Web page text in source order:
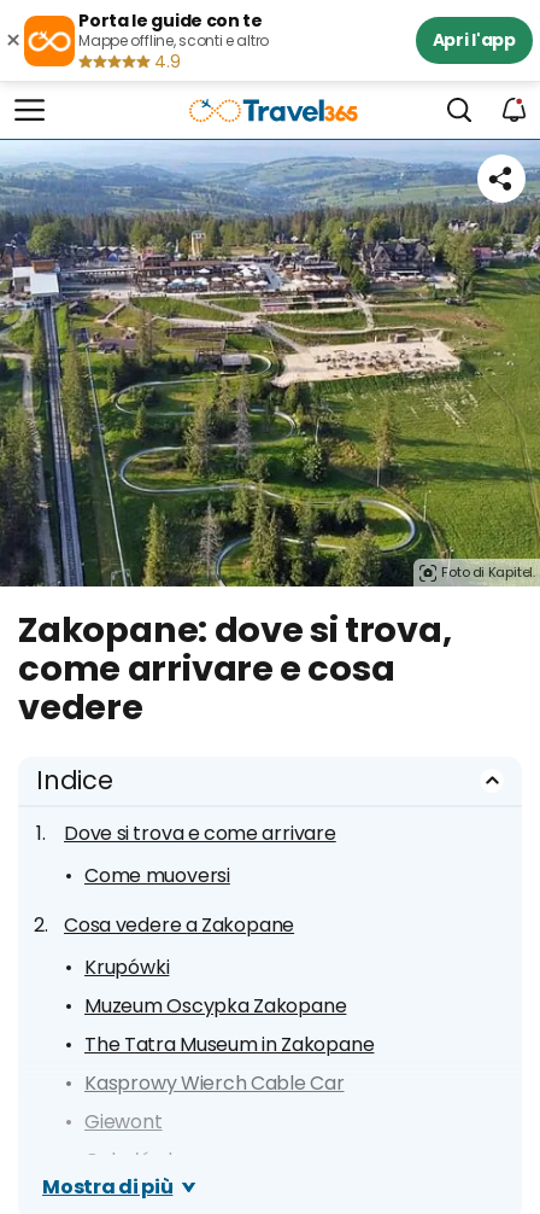
×
Porta le guide con te
Mappe offline, sconti e altro
4.9
Apri l'app
Foto di Kapitel.
Zakopane: dove si trova,
come arrivare e cosa
vedere
Indice
Dove si trova e come arrivare
Come muoversi
Cosa vedere a Zakopane
Krupówki
Muzeum Oscypka Zakopane
The Tatra Museum in Zakopane
Kasprowy Wierch Cable Car
Giewont
Gubałówka
Kasprowy Wierch
Mostra di più